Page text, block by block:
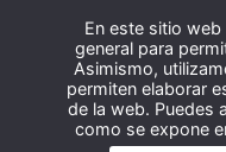
En este sitio
general para
Asimismo,
permiten elaborar
de la web. Puedes
como se expone